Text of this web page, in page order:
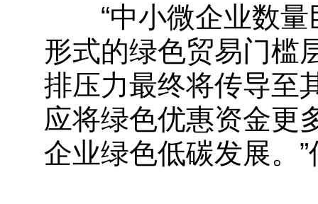
“中小微企业数量
形式的绿色贸易门槛
排压力最终将传导至
应将绿色优惠资金更
企业绿色低碳发展。